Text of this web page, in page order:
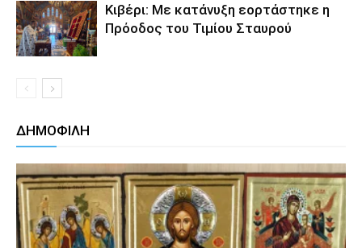
Κιβέρι: Με κατάνυξη εορτάστηκε η
Πρόοδος του Τιμίου Σταυρού
ΔΗΜΟΦΙΛΗ